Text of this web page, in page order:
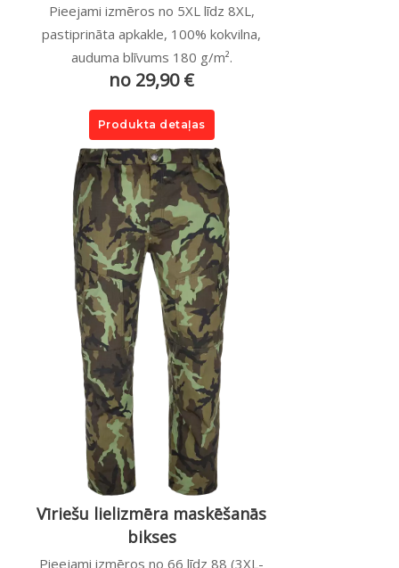
Pieejami izmēros no 5XL līdz 8XL,
pastiprināta apkakle, 100% kokvilna,
auduma blīvums 180 g/m².
no 29,90 €
Produkta detaļas
Vīriešu lielizmēra maskēšanās
bikses
Pieejami izmēros no 66 līdz 88 (3XL-